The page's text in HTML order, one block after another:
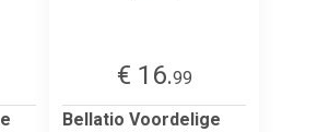
€ 16.99
Bellatio Voordelige